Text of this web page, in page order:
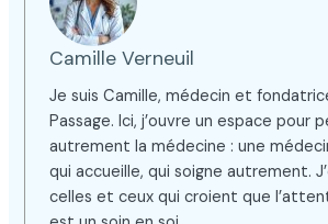
Camille Verneuil
Je suis Camille, médecin et
Passage. Ici, j’ouvre un espace pour
autrement la médecine : une
qui accueille, qui soigne autrement.
celles et ceux qui croient que